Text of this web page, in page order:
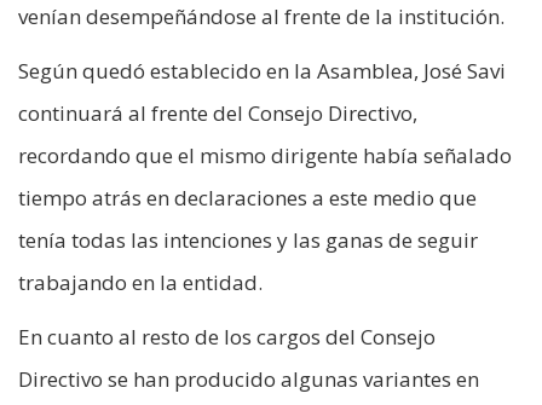
venían desempeñándose al frente de la institución.
Según quedó establecido en la Asamblea, José Savi
continuará al frente del Consejo Directivo,
recordando que el mismo dirigente había señalado
tiempo atrás en declaraciones a este medio que
tenía todas las intenciones y las ganas de seguir
trabajando en la entidad.
En cuanto al resto de los cargos del Consejo
Directivo se han producido algunas variantes en